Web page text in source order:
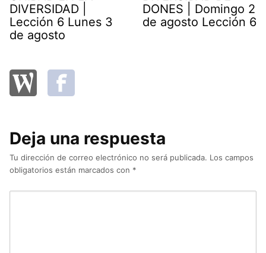
DIVERSIDAD |
Lección 6 Lunes 3
de agosto
DONES | Domingo 2
de agosto Lección 6
Deja una respuesta
Tu dirección de correo electrónico no será publicada. Los campos
obligatorios están marcados con *